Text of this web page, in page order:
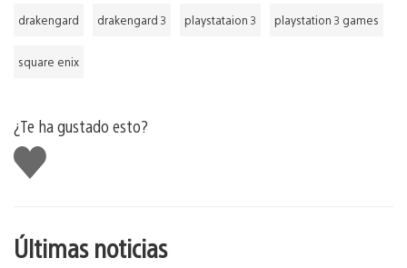
drakengard drakengard 3 playstataion 3 playstation 3 games
square enix
¿Te ha gustado esto?
Me
gusta
Últimas noticias